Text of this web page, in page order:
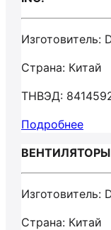
Изготовитель:
Страна: Китай
ТНВЭД:
Подробнее
ВЕНТИЛЯТОРЫ
Изготовитель:
Страна: Китай